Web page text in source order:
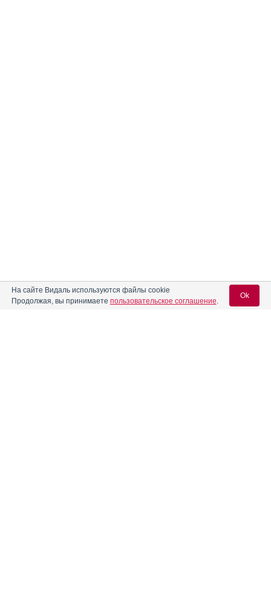
На сайте Видаль используются файлы cookie
Продолжая, вы принимаете пользовательское соглашение.
Ok